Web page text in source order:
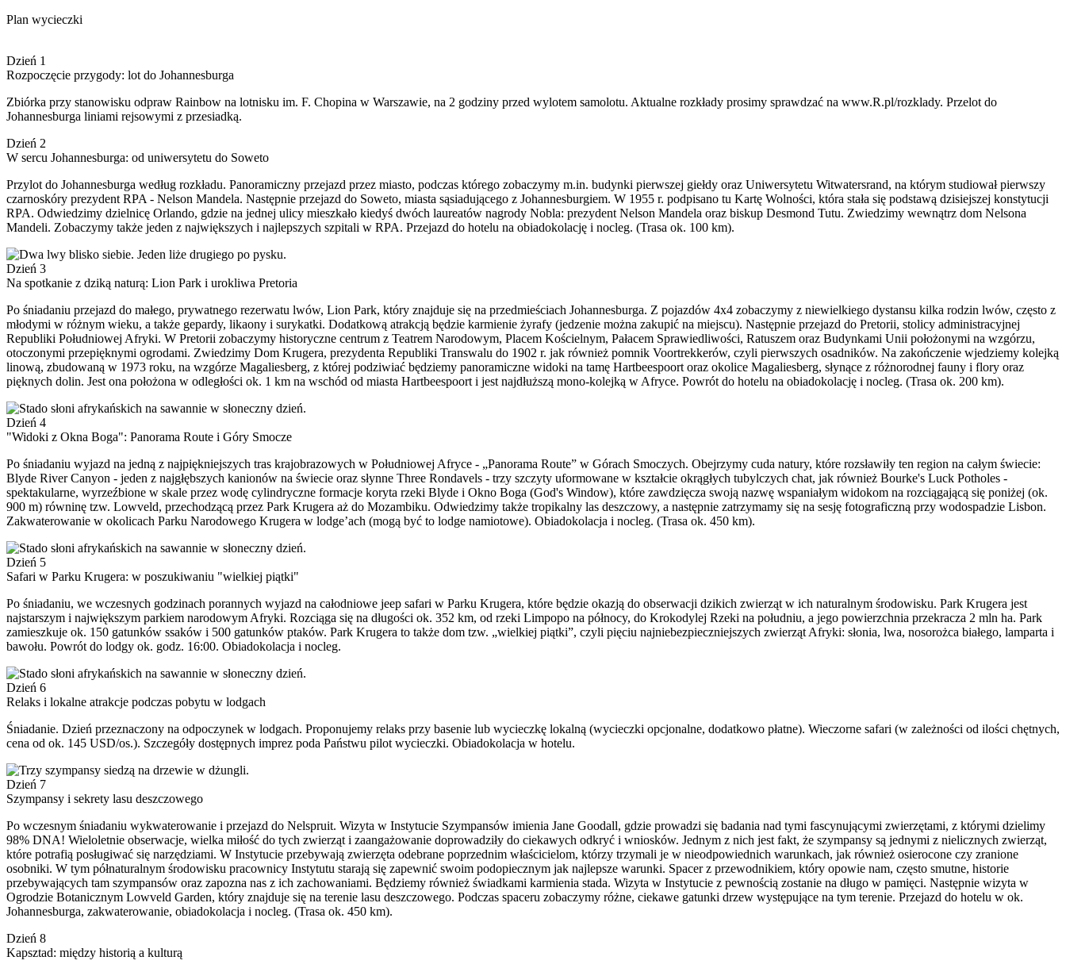
Plan wycieczki
Dzień 1
Rozpoczęcie przygody: lot do Johannesburga
Zbiórka przy stanowisku odpraw Rainbow na lotnisku im. F. Chopina w Warszawie, na 2 godziny przed wylotem samolotu. Aktualne rozkłady prosimy sprawdzać na www.R.pl/rozklady. Przelot do
Johannesburga liniami rejsowymi z przesiadką.
Dzień 2
W sercu Johannesburga: od uniwersytetu do Soweto
Przylot do Johannesburga według rozkładu. Panoramiczny przejazd przez miasto, podczas którego zobaczymy m.in. budynki pierwszej giełdy oraz Uniwersytetu Witwatersrand, na którym studiował pierwszy
czarnoskóry prezydent RPA - Nelson Mandela. Następnie przejazd do Soweto, miasta sąsiadującego z Johannesburgiem. W 1955 r. podpisano tu Kartę Wolności, która stała się podstawą dzisiejszej konstytucji
RPA. Odwiedzimy dzielnicę Orlando, gdzie na jednej ulicy mieszkało kiedyś dwóch laureatów nagrody Nobla: prezydent Nelson Mandela oraz biskup Desmond Tutu. Zwiedzimy wewnątrz dom Nelsona
Mandeli. Zobaczymy także jeden z największych i najlepszych szpitali w RPA. Przejazd do hotelu na obiadokolację i nocleg. (Trasa ok. 100 km).
Dzień 3
Na spotkanie z dziką naturą: Lion Park i urokliwa Pretoria
Po śniadaniu przejazd do małego, prywatnego rezerwatu lwów, Lion Park, który znajduje się na przedmieściach Johannesburga. Z pojazdów 4x4 zobaczymy z niewielkiego dystansu kilka rodzin lwów, często z
młodymi w różnym wieku, a także gepardy, likaony i surykatki. Dodatkową atrakcją będzie karmienie żyrafy (jedzenie można zakupić na miejscu). Następnie przejazd do Pretorii, stolicy administracyjnej
Republiki Południowej Afryki. W Pretorii zobaczymy historyczne centrum z Teatrem Narodowym, Placem Kościelnym, Pałacem Sprawiedliwości, Ratuszem oraz Budynkami Unii położonymi na wzgórzu,
otoczonymi przepięknymi ogrodami. Zwiedzimy Dom Krugera, prezydenta Republiki Transwalu do 1902 r. jak również pomnik Voortrekkerów, czyli pierwszych osadników. Na zakończenie wjedziemy kolejką
linową, zbudowaną w 1973 roku, na wzgórze Magaliesberg, z której podziwiać będziemy panoramiczne widoki na tamę Hartbeespoort oraz okolice Magaliesberg, słynące z różnorodnej fauny i flory oraz
pięknych dolin. Jest ona położona w odległości ok. 1 km na wschód od miasta Hartbeespoort i jest najdłuższą mono-kolejką w Afryce. Powrót do hotelu na obiadokolację i nocleg. (Trasa ok. 200 km).
Dzień 4
"Widoki z Okna Boga": Panorama Route i Góry Smocze
Po śniadaniu wyjazd na jedną z najpiękniejszych tras krajobrazowych w Południowej Afryce - „Panorama Route” w Górach Smoczych. Obejrzymy cuda natury, które rozsławiły ten region na całym świecie:
Blyde River Canyon - jeden z najgłębszych kanionów na świecie oraz słynne Three Rondavels - trzy szczyty uformowane w kształcie okrągłych tubylczych chat, jak również Bourke's Luck Potholes -
spektakularne, wyrzeźbione w skale przez wodę cylindryczne formacje koryta rzeki Blyde i Okno Boga (God's Window), które zawdzięcza swoją nazwę wspaniałym widokom na rozciągającą się poniżej (ok.
900 m) równinę tzw. Lowveld, przechodzącą przez Park Krugera aż do Mozambiku. Odwiedzimy także tropikalny las deszczowy, a następnie zatrzymamy się na sesję fotograficzną przy wodospadzie Lisbon.
Zakwaterowanie w okolicach Parku Narodowego Krugera w lodge’ach (mogą być to lodge namiotowe). Obiadokolacja i nocleg. (Trasa ok. 450 km).
Dzień 5
Safari w Parku Krugera: w poszukiwaniu "wielkiej piątki"
Po śniadaniu, we wczesnych godzinach porannych wyjazd na całodniowe jeep safari w Parku Krugera, które będzie okazją do obserwacji dzikich zwierząt w ich naturalnym środowisku. Park Krugera jest
najstarszym i największym parkiem narodowym Afryki. Rozciąga się na długości ok. 352 km, od rzeki Limpopo na północy, do Krokodylej Rzeki na południu, a jego powierzchnia przekracza 2 mln ha. Park
zamieszkuje ok. 150 gatunków ssaków i 500 gatunków ptaków. Park Krugera to także dom tzw. „wielkiej piątki”, czyli pięciu najniebezpieczniejszych zwierząt Afryki: słonia, lwa, nosorożca białego, lamparta i
bawołu. Powrót do lodgy ok. godz. 16:00. Obiadokolacja i nocleg.
Dzień 6
Relaks i lokalne atrakcje podczas pobytu w lodgach
Śniadanie. Dzień przeznaczony na odpoczynek w lodgach. Proponujemy relaks przy basenie lub wycieczkę lokalną (wycieczki opcjonalne, dodatkowo płatne). Wieczorne safari (w zależności od ilości chętnych,
cena od ok. 145 USD/os.). Szczegóły dostępnych imprez poda Państwu pilot wycieczki. Obiadokolacja w hotelu.
Dzień 7
Szympansy i sekrety lasu deszczowego
Po wczesnym śniadaniu wykwaterowanie i przejazd do Nelspruit. Wizyta w Instytucie Szympansów imienia Jane Goodall, gdzie prowadzi się badania nad tymi fascynującymi zwierzętami, z którymi dzielimy
98% DNA! Wieloletnie obserwacje, wielka miłość do tych zwierząt i zaangażowanie doprowadziły do ciekawych odkryć i wniosków. Jednym z nich jest fakt, że szympansy są jednymi z nielicznych zwierząt,
które potrafią posługiwać się narzędziami. W Instytucie przebywają zwierzęta odebrane poprzednim właścicielom, którzy trzymali je w nieodpowiednich warunkach, jak również osierocone czy zranione
osobniki. W tym półnaturalnym środowisku pracownicy Instytutu starają się zapewnić swoim podopiecznym jak najlepsze warunki. Spacer z przewodnikiem, który opowie nam, często smutne, historie
przebywających tam szympansów oraz zapozna nas z ich zachowaniami. Będziemy również świadkami karmienia stada. Wizyta w Instytucie z pewnością zostanie na długo w pamięci. Następnie wizyta w
Ogrodzie Botanicznym Lowveld Garden, który znajduje się na terenie lasu deszczowego. Podczas spaceru zobaczymy różne, ciekawe gatunki drzew występujące na tym terenie. Przejazd do hotelu w ok.
Johannesburga, zakwaterowanie, obiadokolacja i nocleg. (Trasa ok. 450 km).
Dzień 8
Kapsztad: między historią a kulturą